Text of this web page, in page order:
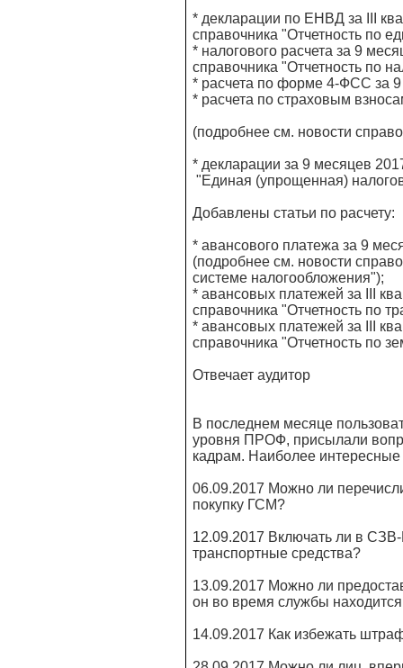
* декларации по ЕНВД за III
справочника "Отчетность по
* налогового расчета за 9
справочника "Отчетность по
* расчета по форме 4-ФСС за
* расчета по страховым
(подробнее см. новости
* декларации за 9 месяцев
"Единая (упрощенная)
Добавлены статьи по расчету:
* авансового платежа за 9
(подробнее см. новости
системе налогообложения");
* авансовых платежей за III
справочника "Отчетность по
* авансовых платежей за III
справочника "Отчетность по
Отвечает аудитор
В последнем месяце
уровня ПРОФ, присылали
кадрам. Наиболее
06.09.2017 Можно ли
покупку ГСМ?
12.09.2017 Включать ли в
транспортные средства?
13.09.2017 Можно ли
он во время службы
14.09.2017 Как избежать